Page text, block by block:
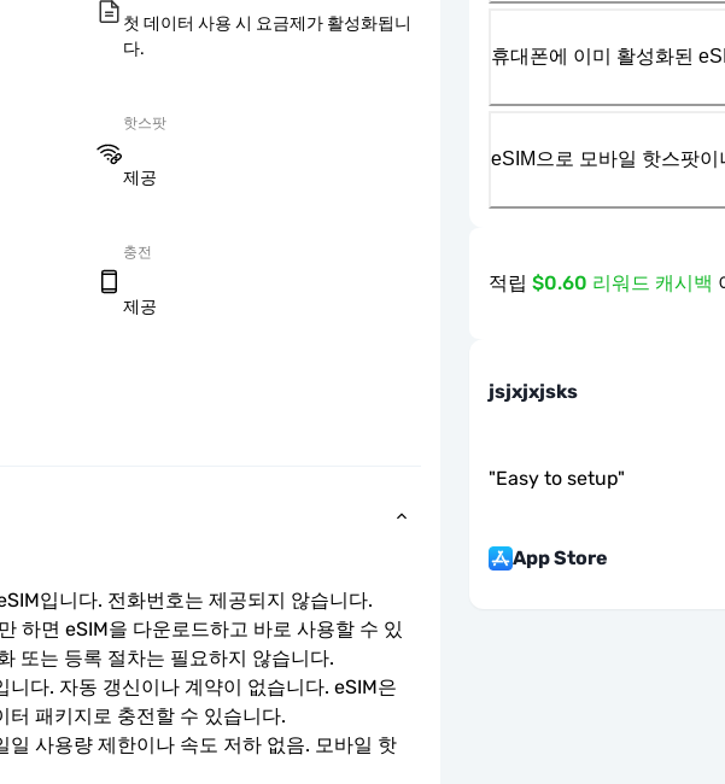
첫 데이터 사용 시 요금제가 활성화됩니
다.
핫스팟
제공
충전
제공
입니다. 전화번호는 제공되지 않습니다.
하면 eSIM을 다운로드하고 바로 사용할 수 있
또는 등록 절차는 필요하지 않습니다.
니다. 자동 갱신이나 계약이 없습니다. eSIM은
터 패키지로 충전할 수 있습니다.
일 사용량 제한이나 속도 저하 없음. 모바일 핫
휴대폰에 이미 활성화된
eSIM으로 모바일 핫스팟
적립 $0.60 리워드 캐시백
jsjxjxjsks
"Easy to setup"
App Store